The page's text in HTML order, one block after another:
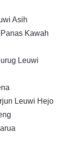
Asih
Kawah
Leuwi
Leuwi Hejo